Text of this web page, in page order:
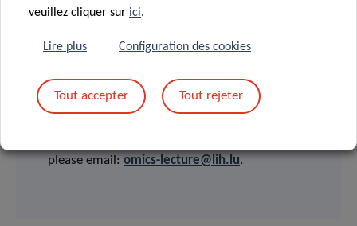
CONTACT
please email:omics-lecture@lih.lu.
veuillez cliquer sur ici.
Lire plus Configuration des cookies
Tout accepter Tout rejeter